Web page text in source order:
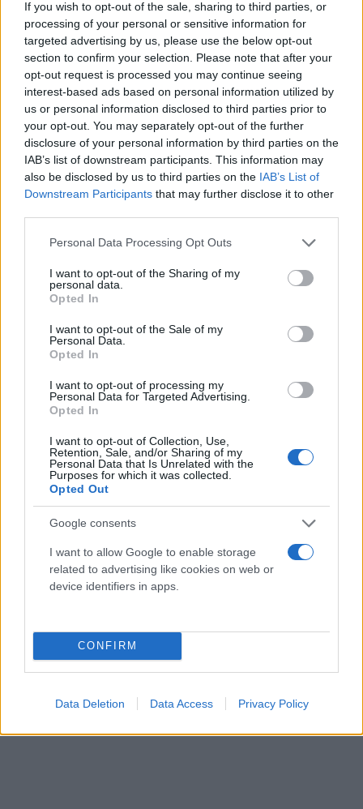
If you wish to opt-out of the sale, sharing to third parties, or
processing of your personal or sensitive information for
targeted advertising by us, please use the below opt-out
section to confirm your selection. Please note that after your
opt-out request is processed you may continue seeing
interest-based ads based on personal information utilized by
us or personal information disclosed to third parties prior to
your opt-out. You may separately opt-out of the further
disclosure of your personal information by third parties on the
IAB’s list of downstream participants. This information may
also be disclosed by us to third parties on the IAB’s List of
Downstream Participants that may further disclose it to other
Please note that this website/app uses one or more Google
not limited to your visit or usage behaviour. You may click to
grant or deny consent to Google and its third-party tags to
use your data for below specified purposes in below Google
consent section.
Personal Data Processing Opt Outs
I want to opt-out of the Sharing of my
personal data.
Opted In
I want to opt-out of the Sale of my
Personal Data.
Opted In
I want to opt-out of processing my
Personal Data for Targeted Advertising.
Opted In
I want to opt-out of Collection, Use,
Retention, Sale, and/or Sharing of my
Personal Data that Is Unrelated with the
Purposes for which it was collected.
Opted Out
Google consents
I want to allow Google to enable storage
related to advertising like cookies on web or
device identifiers in apps.
CONFIRM
Data Deletion Data Access Privacy Policy
προώθηση μιας μετάβασης σε πλατφόρμες που η
Μόσχα θεωρεί πιο ευέλικτες για το δικό της
οικοσύστημα υπηρεσιών.
Υπόβαθρο: Αιτήματα λογοκρισίας και
«κυρίαρχο internet»
Το περιστατικό εντάσσεται σε μια πολύ ευρύτερη
αντιπαράθεση γύρω από τον έλεγχο του ψηφιακού
αφαίρεση εφαρμογών από το App Store (1.213
αιτήματα), πολλά από τα οποία αφορούσαν
εφαρμογές τύπου VPN που βοηθούσαν τους
Τα στοιχεία των αναφορών διαφάνεοιας δείχνουν
ότι την περίοδο 2022–2024 ,η Apple απομάκρυνε
συνολικά 190 εφαρμογές από το ρωσικό App Store
κατόπιν αιτήματος του ρυθμιστή Roskomnadzor,
με την αντιπολίτευση, δυτικά μέσα ενημέρωσης και
δεκάδες VPN.
Η ίδια η Apple έχει παραδεχτεί ότι βρίσκεται σε
διαρκές δίλημμα: η μη συμμόρφωση με τη ρωσική
νομοθεσία θα μπορούσε να οδηγήσει σε πλήρες
μπλοκάρισμα της λειτουργίας του App Store στη
δυτικές κυβερνήσεις να διατηρεί την πρόσβαση σε
ψηφιακές υπηρεσίες ως εργαλείο «ήπιας ισχύος».